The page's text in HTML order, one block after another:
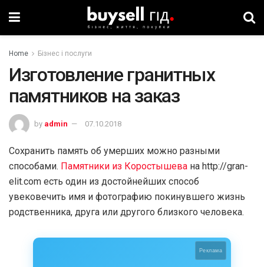
Home Бізнес і послуги
Изготовление гранитных
памятников на заказ
by admin 07.10.2018
Сохранить память об умерших можно разными
способами. Памятники из Коростышева на http://gran-
elit.com есть один из достойнейших способ
увековечить имя и фотографию покинувшего жизнь
родственника, друга или другого близкого человека.
Реклама